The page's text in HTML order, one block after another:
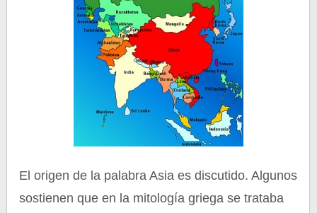
El origen de la palabra Asia es discutido. Algunos
sostienen que en la mitología griega se trataba